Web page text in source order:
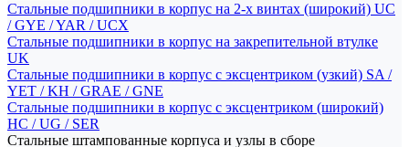
Стальные подшипники в корпус на 2-х винтах (широкий) UC
/ GYE / YAR / UCX
Стальные подшипники в корпус на закрепительной втулке
UK
Стальные подшипники в корпус с эксцентриком (узкий) SA /
YET / KH / GRAE / GNE
Стальные подшипники в корпус с эксцентриком (широкий)
HC / UG / SER
Стальные штампованные корпуса и узлы в сборе